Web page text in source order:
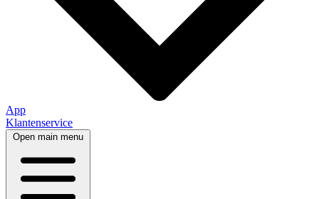
App
Klantenservice
Open main menu